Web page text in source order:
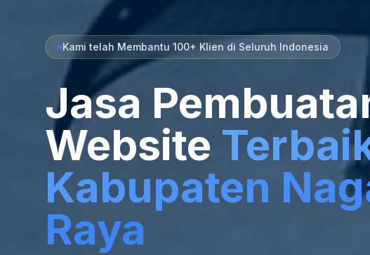
Kami telah Membantu 100+ Klien di Seluruh Indonesia
Jasa
Website
Kabupaten
Raya